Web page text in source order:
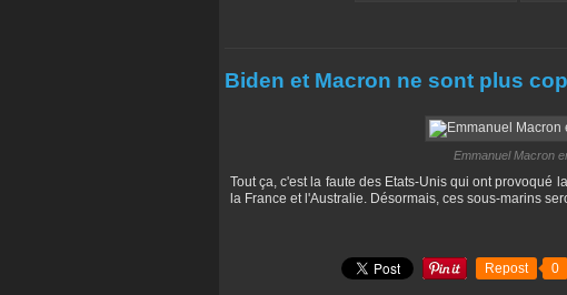
Biden et Macron ne sont plus
Emmanuel Macron
Tout ça, c'est la faute des Etats-Unis qui ont provoqué
la France et l'Australie. Désormais, ces sous-marins
Repost 0